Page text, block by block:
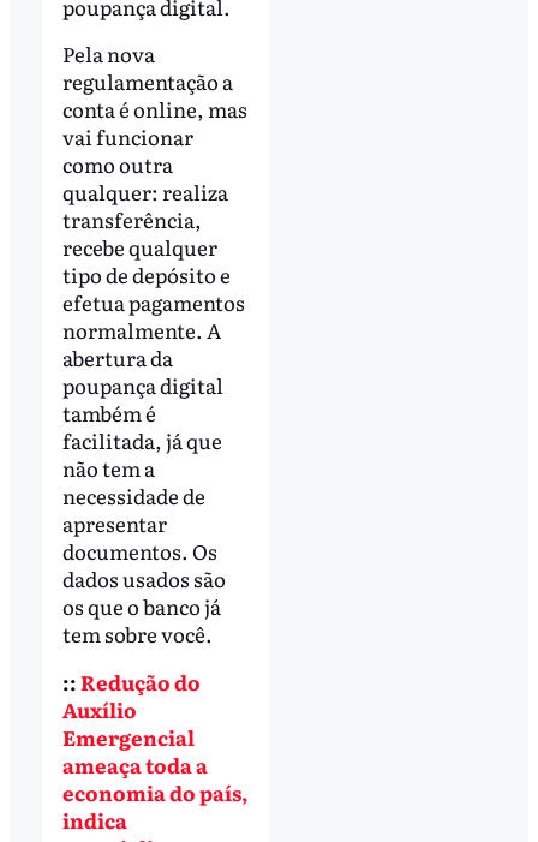
poupança digital.
Pela nova
regulamentação a
conta é online, mas
vai funcionar
como outra
qualquer: realiza
transferência,
recebe qualquer
tipo de depósito e
efetua pagamentos
normalmente. A
abertura da
poupança digital
também é
facilitada, já que
não tem a
necessidade de
apresentar
documentos. Os
dados usados são
os que o banco já
tem sobre você.
::Redução do
Auxílio
Emergencial
ameaça toda a
economia do país,
indica